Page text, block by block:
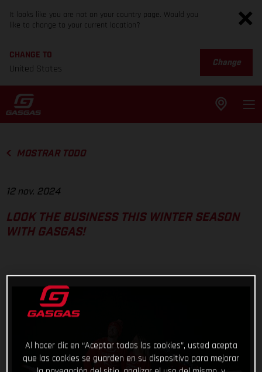
It looks like you are not on your country page. Would you
like to change to your current location?
CHANGE TO
United States
Change
MOSTRAR TODO
12 nov. 2024
LOOK THE BUSINESS THIS WINTER SEASON
WITH GASGAS!
Al hacer clic en “Aceptar todas las cookies”, usted acepta
que las cookies se guarden en su dispositivo para mejorar